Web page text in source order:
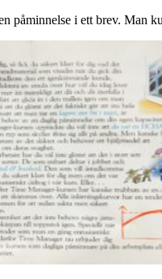
påminnelse i ett brev. Man